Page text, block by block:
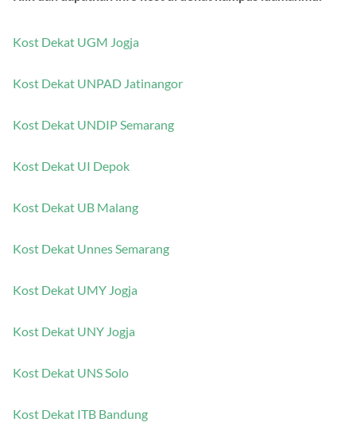
Kost Dekat UGM Jogja
Kost Dekat UNPAD Jatinangor
Kost Dekat UNDIP Semarang
Kost Dekat UI Depok
Kost Dekat UB Malang
Kost Dekat Unnes Semarang
Kost Dekat UMY Jogja
Kost Dekat UNY Jogja
Kost Dekat UNS Solo
Kost Dekat ITB Bandung